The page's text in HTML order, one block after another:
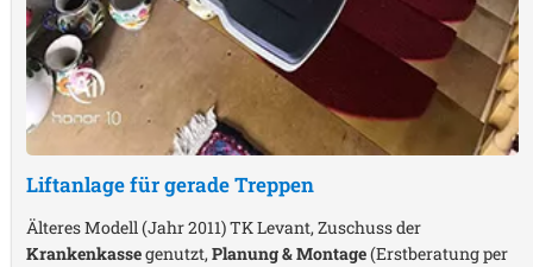
Liftanlage für gerade Treppen
Älteres Modell (Jahr 2011) TK Levant, Zuschuss der
Krankenkassegenutzt,Planung & Montage(Erstberatung per